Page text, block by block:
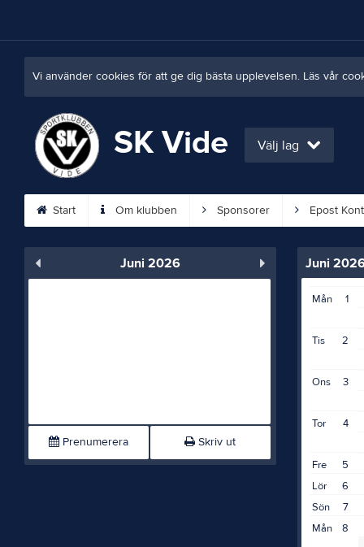
Vi använder cookies för att ge dig bästa upplevelsen. Läs vår
SK Vide Välj lag
Start Om klubben Sponsorer Epost
Juni 2026
Prenumerera Skriv ut
Juni
1
Mån
2
Tis
3
Ons
4
Tor
5
Fre
6
Lör
7
Sön
8
Mån